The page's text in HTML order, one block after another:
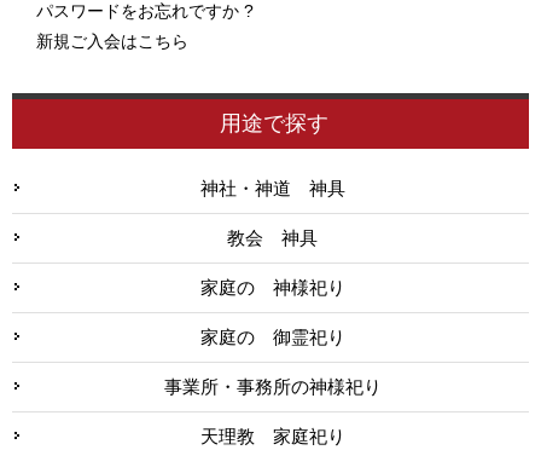
パスワードをお忘れですか ?
新規ご入会はこちら
用途で探す
神社・神道 神具
教会 神具
家庭の 神様祀り
家庭の 御霊祀り
事業所・事務所の神様祀り
天理教 家庭祀り